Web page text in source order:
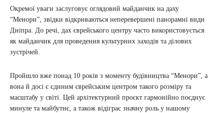
Окремої уваги заслуговує оглядовий майданчик на даху
“Менори”, звідки відкриваються неперевершені панорамні види
Дніпра. До речі, дах єврейського центру часто використовується
як майданчик для проведення культурних заходів та ділових
зустрічей.
Пройшло вже понад 10 років з моменту будівництва “Менори”, а
вона й досі є єдиним єврейським центром такого розміру та
масштабу у світі. Цей архітектурний проєкт гармонійно поєднує
минуле та майбутнє, а також відіграє значну роль у нашому